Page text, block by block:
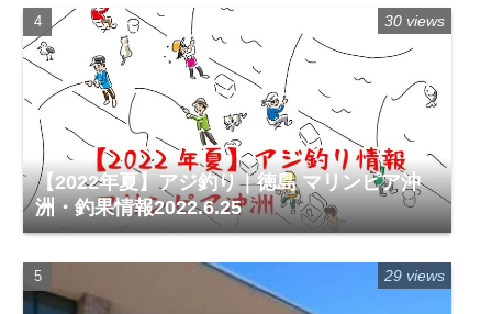
【2022年夏】アジ釣り｜徳島 マリンピア沖
洲・釣果情報2022.6.25
30 views
29 views